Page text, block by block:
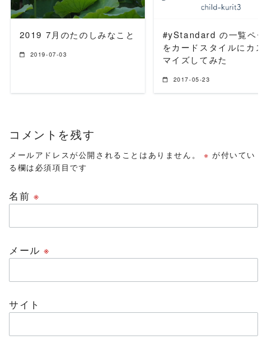
2019 7月のたのしみなこと
2019-07-03
#yStandard の一覧ペ
をカードスタイルにカス
マイズしてみた
2017-05-23
コメントを残す
メールアドレスが公開されることはありません。 ※ が付いてい
る欄は必須項目です
名前 ※
メール※
サイト